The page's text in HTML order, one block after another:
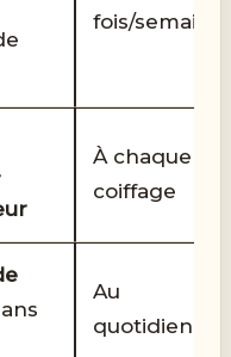
fois/semaine
À chaque
coiffage
Au
quotidien